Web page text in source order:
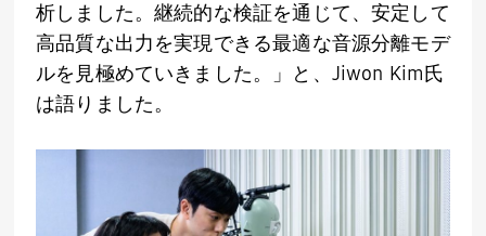
析しました。継続的な検証を通じて、安定して
高品質な出力を実現できる最適な音源分離モデ
ルを見極めていきました。」と、Jiwon Kim氏
は語りました。